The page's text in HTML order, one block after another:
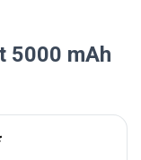
5000 mAh